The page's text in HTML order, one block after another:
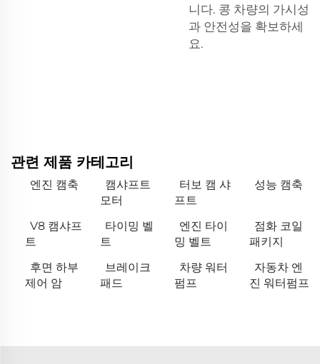
니다. 콩 차량의 가시성
과 안전성을 확보하세
요.
관련 제품 카테고리
엔진 캠축
캠샤프트
모터
터보 캠 샤
프트
성능 캠축
V8 캠샤프
트
타이밍 벨
트
엔진 타이
밍 벨트
점화 코일
패키지
후면 하부
제어 암
브레이크
패드
차량 워터
펌프
자동차 엔
진 워터펌프